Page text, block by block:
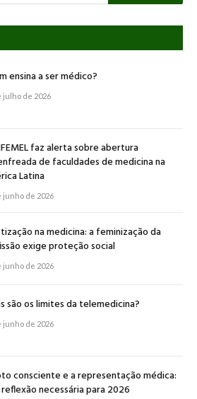
ensina a ser médico?
julho de 2026
faz alerta sobre abertura
de faculdades de medicina na
Latina
junho de 2026
na medicina: a feminização da
exige proteção social
junho de 2026
são os limites da telemedicina?
junho de 2026
consciente e a representação médica:
necessária para 2026